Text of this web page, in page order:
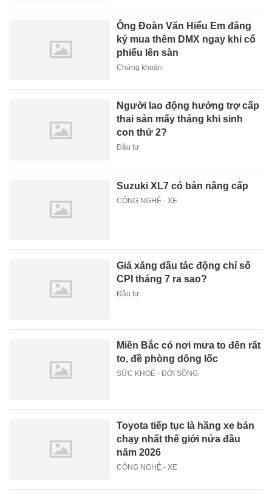
Ông Đoàn Văn Hiểu Em đăng
ký mua thêm DMX ngay khi cổ
phiếu lên sàn
Chứng khoán
Người lao động hưởng trợ cấp
thai sản mấy tháng khi sinh
con thứ 2?
Đầu tư
Suzuki XL7 có bản nâng cấp
CÔNG NGHỆ - XE
Giá xăng dầu tác động chỉ số
CPI tháng 7 ra sao?
Đầu tư
Miền Bắc có nơi mưa to đến rất
to, đề phòng dông lốc
SỨC KHOẺ - ĐỜI SỐNG
Toyota tiếp tục là hãng xe bán
chạy nhất thế giới nửa đầu
năm 2026
CÔNG NGHỆ - XE